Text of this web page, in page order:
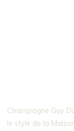
Champagne Guy
le style de la